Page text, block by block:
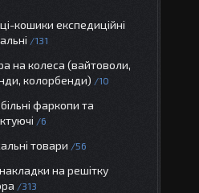
кошики експедиційні
131
на колеса (вайтоволи,
колорбенди)
10
фаркопи та
6
товари 56
на решітку
313